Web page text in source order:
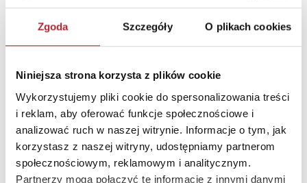
Zgoda Szczegóły O plikach cookies
Niniejsza strona korzysta z plików cookie
Wykorzystujemy pliki cookie do spersonalizowania treści
i reklam, aby oferować funkcje społecznościowe i
analizować ruch w naszej witrynie. Informacje o tym, jak
korzystasz z naszej witryny, udostępniamy partnerom
społecznościowym, reklamowym i analitycznym.
Partnerzy mogą połączyć te informacje z innymi danymi
Sprzedaż od
2022-03-14
Rodzaj
Zabawki
Kraj produkcji
Zwrot towaru
Brak prawa zwrotu
DANE OSOBY ODPOWIEDZIALNEJ